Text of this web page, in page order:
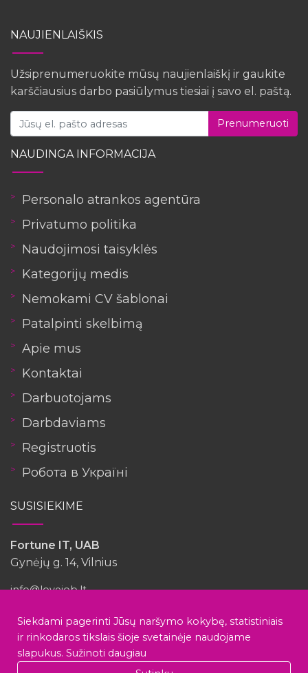
Turėjote patirties su šia įmone?
cargoGO Logistics
NAUJIENLAIŠKIS
Užsiprenumeruokite mūsų naujienlaiškį ir gaukite
karščiausius darbo pasiūlymus tiesiai į savo el. paštą.
Prenumeruoti
NAUDINGA INFORMACIJA
Personalo atrankos agentūra
Privatumo politika
Naudojimosi taisyklės
Kategorijų medis
Nemokami CV šablonai
Patalpinti skelbimą
Apie mus
Kontaktai
Darbuotojams
Darbdaviams
Registruotis
Робота в Україні
SUSISIEKIME
Fortune IT, UAB
Gynėjų g. 14, Vilnius
info@lovejob.lt
Siekdami pagerinti Jūsų naršymo kokybę, statistiniais
ir rinkodaros tikslais šioje svetainėje naudojame
slapukus. Sužinoti daugiau